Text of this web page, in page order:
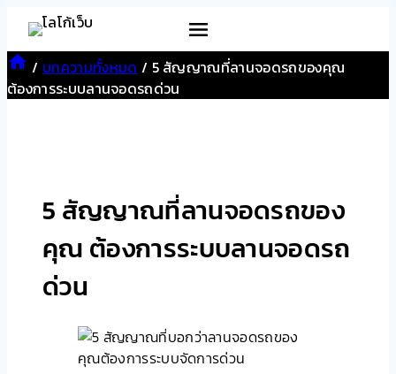
Skip
content
/ บทความทั้งหมด / 5 สัญญาณที่ลานจอดรถของคุณ
ต้องการระบบลานจอดรถด่วน
5 สัญญาณที่ลานจอดรถของ
คุณ ต้องการระบบลานจอดรถ
ด่วน